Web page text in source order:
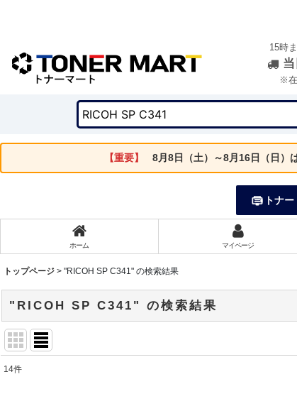
15時
※在
【重要】 8月8日（土）～8月16日（日）
トナ
ホーム マイページ
トップページ > "RICOH SP C341" の検索結果
"RICOH SP C341" の検索結果
14件